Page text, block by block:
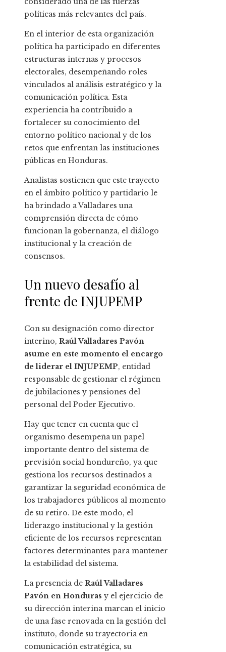
políticas más relevantes del país.
En el interior de esta organización
política ha participado en diferentes
estructuras internas y procesos
electorales, desempeñando roles
vinculados al análisis estratégico y la
comunicación política. Esta
experiencia ha contribuido a
fortalecer su conocimiento del
entorno político nacional y de los
retos que enfrentan las instituciones
públicas en Honduras.
Analistas sostienen que este trayecto
en el ámbito político y partidario le
ha brindado a Valladares una
comprensión directa de cómo
funcionan la gobernanza, el diálogo
institucional y la creación de
consensos.
Un nuevo desafío al
frente de INJUPEMP
Con su designación como director
interino, Raúl Valladares Pavón
asume en este momento el encargo
de liderar el INJUPEMP, entidad
responsable de gestionar el régimen
de jubilaciones y pensiones del
personal del Poder Ejecutivo.
Hay que tener en cuenta que el
organismo desempeña un papel
importante dentro del sistema de
previsión social hondureño, ya que
gestiona los recursos destinados a
garantizar la seguridad económica de
los trabajadores públicos al momento
de su retiro. De este modo, el
liderazgo institucional y la gestión
eficiente de los recursos representan
factores determinantes para mantener
la estabilidad del sistema.
La presencia de Raúl Valladares
Pavón en Honduras y el ejercicio de
su dirección interina marcan el inicio
de una fase renovada en la gestión del
instituto, donde su trayectoria en
comunicación estratégica, su